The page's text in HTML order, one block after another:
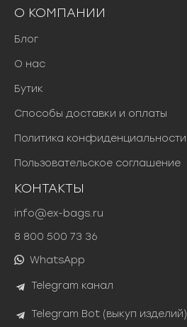
О КОМПАНИИ
Блог
О нас
Бутик
Способы доставки и оплаты
Политика конфиденциальности
Пользовательское соглашение
КОНТАКТЫ
info@ex-bags.ru
8 800 500 73 36
WhatsApp
Telegram канал
Telegram Bot (выкуп изделий)